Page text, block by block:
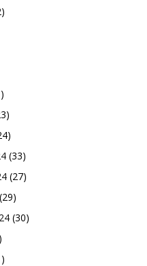
(33)
(27)
(29)
(30)